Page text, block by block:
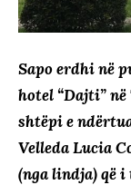
Sapo erdhi në
hotel “Dajti”
shtëpi e
Velleda Lucia
(nga lindja) që